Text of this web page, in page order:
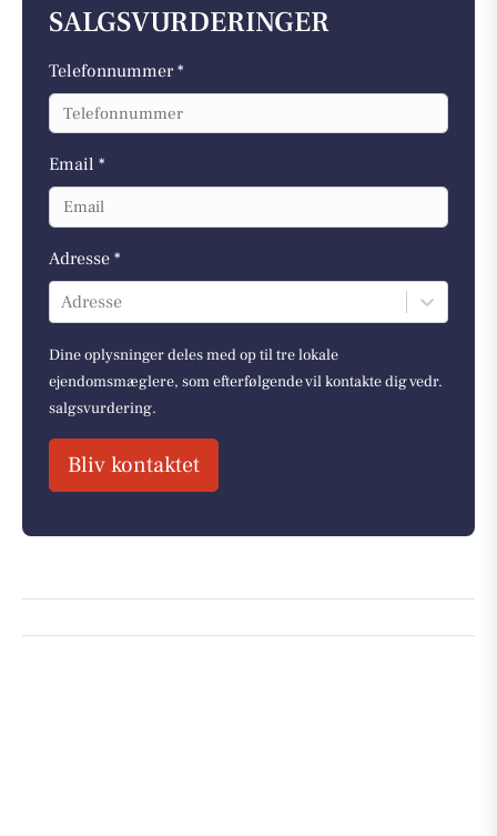
SALGSVURDERINGER
Telefonnummer *
Email *
Adresse *
Adresse
Dine oplysninger deles med op til tre lokale
ejendomsmæglere, som efterfølgende vil kontakte dig vedr.
salgsvurdering.
Bliv kontaktet